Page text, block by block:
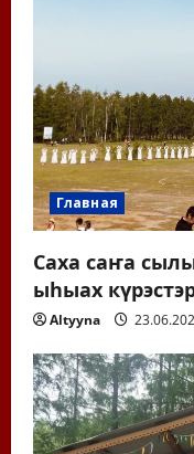
Главная
Саха саҥа
ыһыах
Altyyna